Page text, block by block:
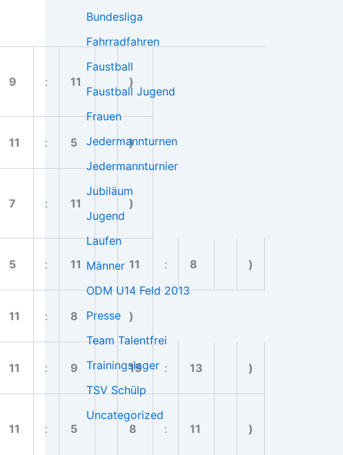
9 : 11 )
11 : 5 )
7 : 11 )
5 : 11 11 : 8 )
11 : 8 )
11 : 9 15 : 13 )
11 : 5 8 : 11 )
Bundesliga
Fahrradfahren
Faustball
Faustball Jugend
Frauen
Jedermannturnen
Jedermannturnier
Jubiläum
Jugend
Laufen
Männer
ODM U14 Feld 2013
Presse
Team Talentfrei
Trainingslager
TSV Schülp
Uncategorized